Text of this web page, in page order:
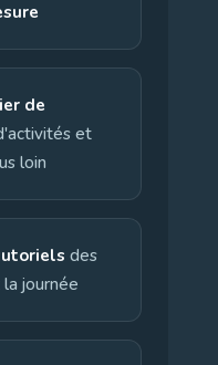
de
et
loin
des
journée